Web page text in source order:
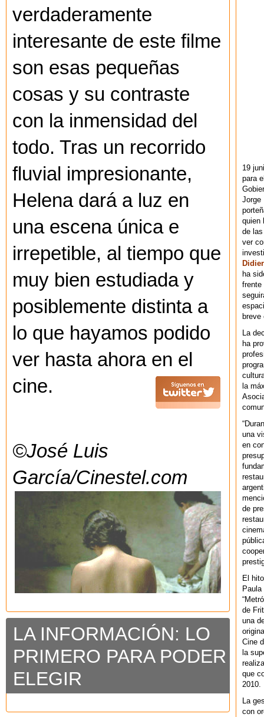
verdaderamente
interesante de este filme
son esas pequeñas
cosas y su contraste
con la inmensidad del
todo. Tras un recorrido
fluvial impresionante,
Helena dará a luz en
una escena única e
irrepetible, al tiempo que
muy bien estudiada y
posiblemente distinta a
lo que hayamos podido
ver hasta ahora en el
cine.
©José Luis
García/Cinestel.com
LA INFORMACIÓN: LO
PRIMERO PARA PODER
ELEGIR
19
para
Jorge
quien
de
ver
Didier
ha
frente
breve
La
ha
la
una
en
de
El
de
una
Cine
la
que
2010.
La
con